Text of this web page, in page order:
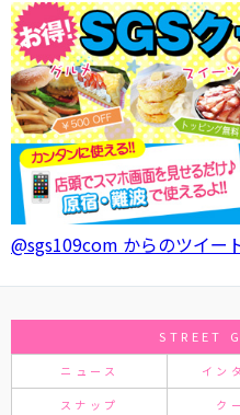
@sgs109com からのツイー
STREET
ニュース イン
スナップ ク